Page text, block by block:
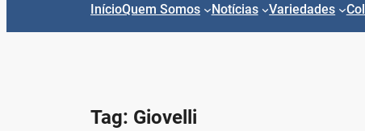
InícioQuem Somos Notícias Variedades
Tag: Giovelli